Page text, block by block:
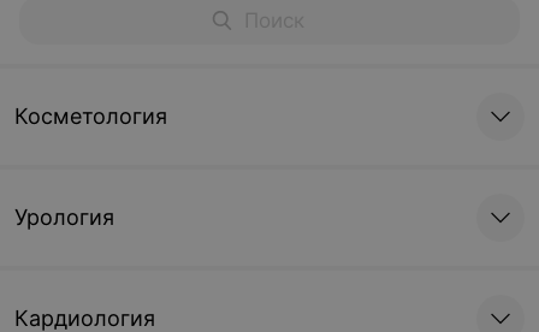
Косметология
Урология
Кардиология